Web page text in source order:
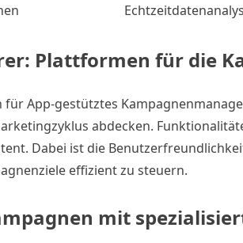
Plattformen für die
App-gestütztes
abdecken.
Dabei ist die
effizient zu steuern.
mit